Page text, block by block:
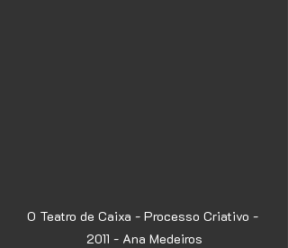
O Teatro de Caixa - Processo Criativo -
2011 - Ana Medeiros